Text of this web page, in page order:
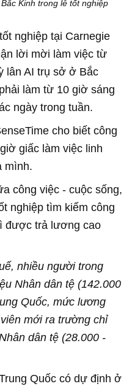
Kinh trong lễ tốt nghiệp
nghiệp tại Carnegie
lời mời làm việc từ
lân AI trụ sở ở Bắc
làm từ 10 giờ sáng
ngày trong tuần.
cho biết công
giấc làm việc linh
mình.
công việc - cuộc sống,
nghiệp tìm kiếm công
được trả lương cao
nhiều người trong
Nhân dân tệ (142.000
Quốc, mức lương
mới ra trường chỉ
dân tệ (28.000 -
Quốc có dự định ở